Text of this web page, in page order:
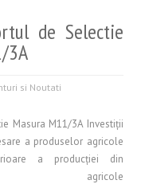
de Selectie
3A
si Noutati
Masura M11/3A Investiții
a produselor agricole
a producției din
agricole